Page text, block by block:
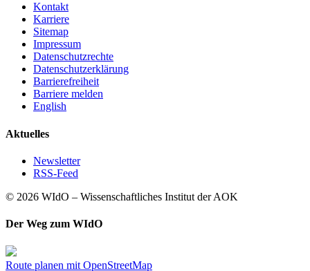
Kontakt
Karriere
Sitemap
Impressum
Datenschutzrechte
Datenschutzerklärung
Barrierefreiheit
Barriere melden
English
Aktuelles
Newsletter
RSS-Feed
© 2026 WIdO – Wissenschaftliches Institut der AOK
Der Weg zum WIdO
Route planen mit OpenStreetMap